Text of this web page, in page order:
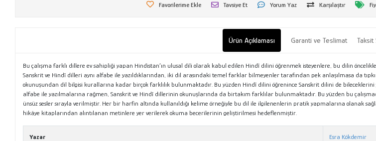
Favorilerime Ekle Tavsiye Et Yorum Yaz Karşılaştır
Ürün Açıklaması Garanti ve Teslimat
Bu çalışma farklı dillere ev sahipliği yapan Hindistan’ın ulusal dili olarak kabul edilen Hindī dilini öğrenmek isteyenlere, bu dilin
Sanskrit ve Hindī dilleri aynı alfabe ile yazıldıklarından, iki dil arasındaki temel farklar bilmeyenler tarafından pek anlaşılmasa da
okunuşundan dil bilgisi kurallarına kadar birçok farklılık bulunmaktadır. Bu yüzden Hindī dilini öğrenince Sanskrit dilini de
alfabe ile yazılmalarına rağmen, Sanskrit ve Hindī dillerinin okunuşlarında da birtakım farklılar bulunmaktadır. Bu yüzden bu
ünsüz sesler sırayla verilmiştir. Her bir harfin altında kullanıldığı kelime örneğiyle bu dil ile ilgilenenlerin pratik yapmalarına olanak
hikâye kitaplarından alıntılanan metinlere yer verilerek okuma becerilerinin geliştirilmesi hedeflenmiştir.
Yazar Esra Kökdemir